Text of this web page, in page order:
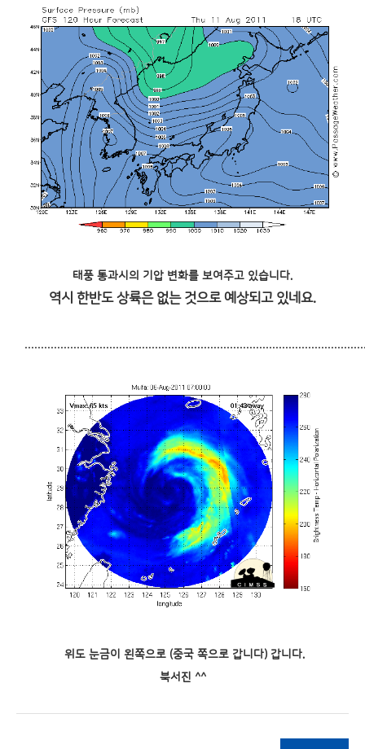
태풍 통과시의 기압 변화를 보여주고 있습니다.
역시 한반도 상륙은 없는 것으로 예상되고 있네요.
위도 눈금이 왼쪽으로 (중국 쪽으로 갑니다) 갑니다.
북서진 ^^